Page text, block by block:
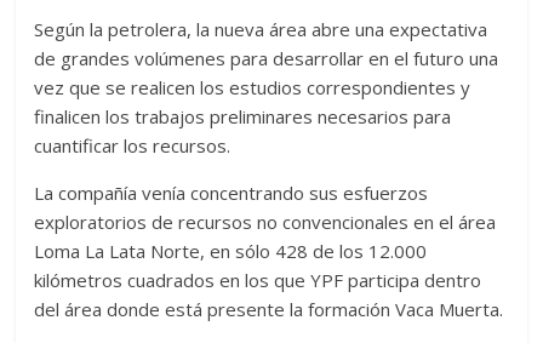
Según la petrolera, la nueva área abre una expectativa
de grandes volúmenes para desarrollar en el futuro una
vez que se realicen los estudios correspondientes y
finalicen los trabajos preliminares necesarios para
cuantificar los recursos.
La compañía venía concentrando sus esfuerzos
exploratorios de recursos no convencionales en el área
Loma La Lata Norte, en sólo 428 de los 12.000
kilómetros cuadrados en los que YPF participa dentro
del área donde está presente la formación Vaca Muerta.